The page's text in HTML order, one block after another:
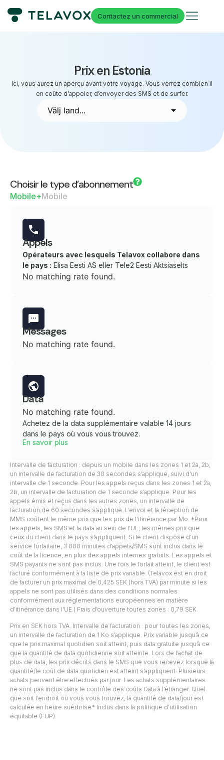
Contactez un commercial
Prix en Estonia
Ici, vous aurez un aperçu avant votre voyage. Vous verrez combien il
en coûte d’appeler, d’envoyer des SMS et de surfer.
Choisir le type d’abonnement
Mobile+Mobile
Appels
Opérateurs avec lesquels Telavox collabore dans
le pays : Elisa Eesti AS eller Tele2 Eesti Aktsiaselts
No matching rate found.
Messages
No matching rate found.
Data
No matching rate found.
Achetez de la data supplémentaire valable 14 jours
dans le pays où vous vous trouvez.
En savoir plus
Intervalle de facturation : depuis un mobile dans les zones 1 et 2a, 2b,
un intervalle de facturation de 30 secondes s’applique, suivi d’un
intervalle de 1 seconde. Pour les appels reçus dans les zones 1 et 2a,
2b, un intervalle de facturation de 1 seconde s’applique. Pour les
appels émis et reçus dans les autres zones, un intervalle de
facturation de 60 secondes s’applique. L’envoi et la réception de
MMS coûtent le même prix que les prix de l’itinérance par Mo. *Pour
les appels, les SMS et la data au sein de l’UE, les mêmes prix que
ceux du client dans le pays s’appliquent. Si le client dispose d’un
service forfaitaire, 3 000 minutes d’appels/SMS sont inclus dans le
coût de la licence, en plus des appels internes gratuits. Les appels et
SMS payants ne sont pas inclus. Une fois le forfait atteint, le client est
facturé conformément à la liste de prix variable. (Telavox est en droit
de facturer un prix maximal de 0,425 SEK (hors TVA) par minute si les
appels ne sont pas utilisés dans des conditions normales
conformément aux réglementations européennes en matière
d’itinérance dans l’UE.) Frais d’ouverture toutes zones : 0,79 SEK.
Prix en SEK hors TVA. Intervalle de facturation : pour toutes les zones,
un intervalle de facturation de 1 Ko s’applique. Prix variable jusqu’à ce
que le prix maximal quotidien soit atteint, puis data gratuite jusqu’à ce
que la quantité de data quotidienne soit atteinte. Lors de l’achat de
plus de data, les prix décrits dans le SMS que vous recevez lorsque la
quantité/le coût de data quotidien est atteint s’appliquent. Plusieurs
achats peuvent être effectués par jour. Les achats supplémentaires
ne sont pas inclus dans le contrôle des coûts Data à l’étranger. Quel
que soit l’endroit où vous vous trouvez, la quantité de data/jour est
calculée en heure suédoise* Inclus dans la politique d’utilisation
équitable (FUP).